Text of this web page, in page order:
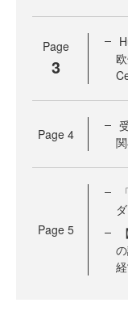
Page
3
Page 4
Page 5